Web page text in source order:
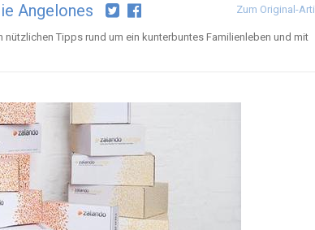
Angelones Zum Original-
Tipps rund um ein kunterbuntes Familienleben und mit